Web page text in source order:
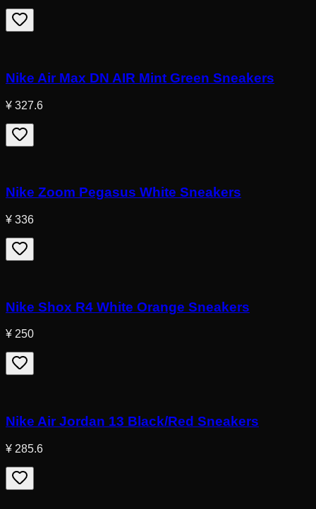
Nike Air Max DN AIR Mint Green Sneakers
¥ 327.6
Nike Zoom Pegasus White Sneakers
¥ 336
Nike Shox R4 White Orange Sneakers
¥ 250
Nike Air Jordan 13 Black/Red Sneakers
¥ 285.6